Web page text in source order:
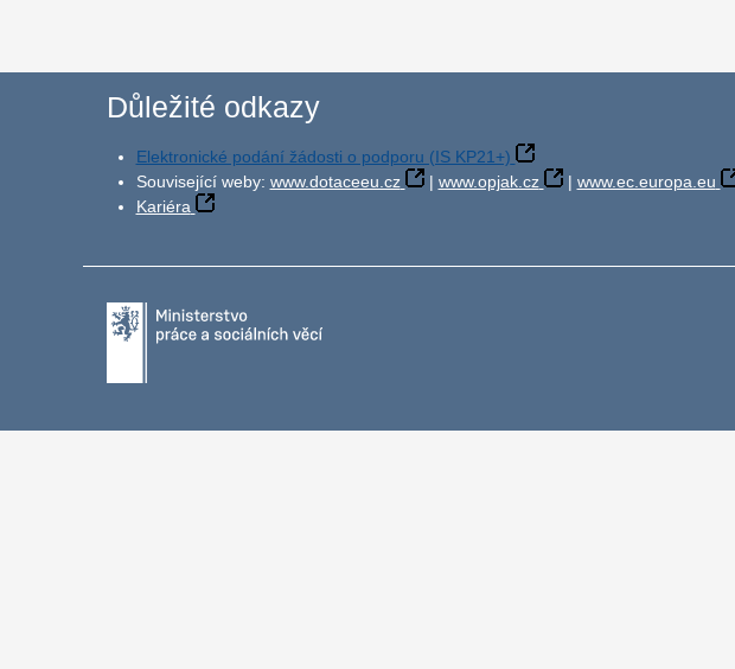
Důležité odkazy
Elektronické podání žádosti o podporu (IS KP21+)
Související weby: www.dotaceeu.cz | www.opjak.cz | www.ec.europa.eu
Kariéra